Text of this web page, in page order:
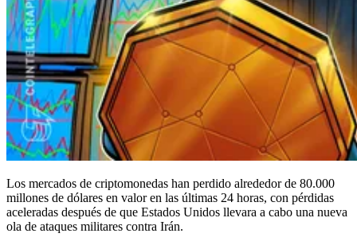
Los mercados de criptomonedas han perdido alrededor de 80.000
millones de dólares en valor en las últimas 24 horas, con pérdidas
aceleradas después de que Estados Unidos llevara a cabo una nueva
ola de ataques militares contra Irán.